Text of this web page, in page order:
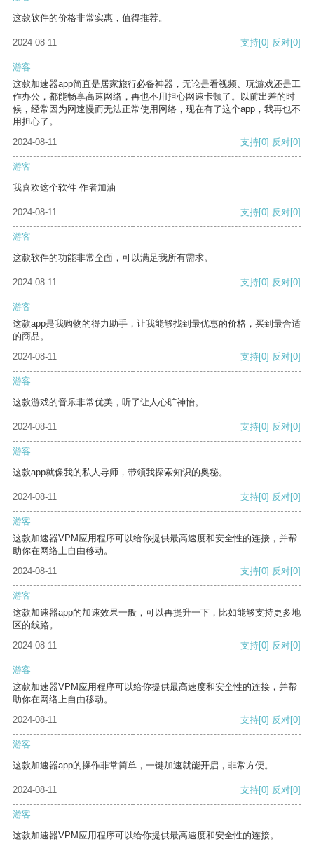
这款软件的价格非常实惠，值得推荐。
2024-08-11 支持[0] 反对[0]
游客
这款加速器app简直是居家旅行必备神器，无论是看视频、玩游戏还是工
作办公，都能畅享高速网络，再也不用担心网速卡顿了。以前出差的时
候，经常因为网速慢而无法正常使用网络，现在有了这个app，我再也不
用担心了。
2024-08-11
支持[0] 反对[0]
游客
我喜欢这个软件 作者加油
2024-08-11 支持[0] 反对[0]
游客
这款软件的功能非常全面，可以满足我所有需求。
2024-08-11 支持[0] 反对[0]
游客
这款app是我购物的得力助手，让我能够找到最优惠的价格，买到最合适
的商品。
2024-08-11
支持[0] 反对[0]
游客
这款游戏的音乐非常优美，听了让人心旷神怡。
2024-08-11 支持[0] 反对[0]
游客
这款app就像我的私人导师，带领我探索知识的奥秘。
2024-08-11 支持[0] 反对[0]
游客
这款加速器VPM应用程序可以给你提供最高速度和安全性的连接，并帮
助你在网络上自由移动。
2024-08-11
支持[0] 反对[0]
游客
这款加速器app的加速效果一般，可以再提升一下，比如能够支持更多地
区的线路。
2024-08-11
支持[0] 反对[0]
游客
这款加速器VPM应用程序可以给你提供最高速度和安全性的连接，并帮
助你在网络上自由移动。
2024-08-11
支持[0] 反对[0]
游客
这款加速器app的操作非常简单，一键加速就能开启，非常方便。
2024-08-11 支持[0] 反对[0]
游客
这款加速器VPM应用程序可以给你提供最高速度和安全性的连接。